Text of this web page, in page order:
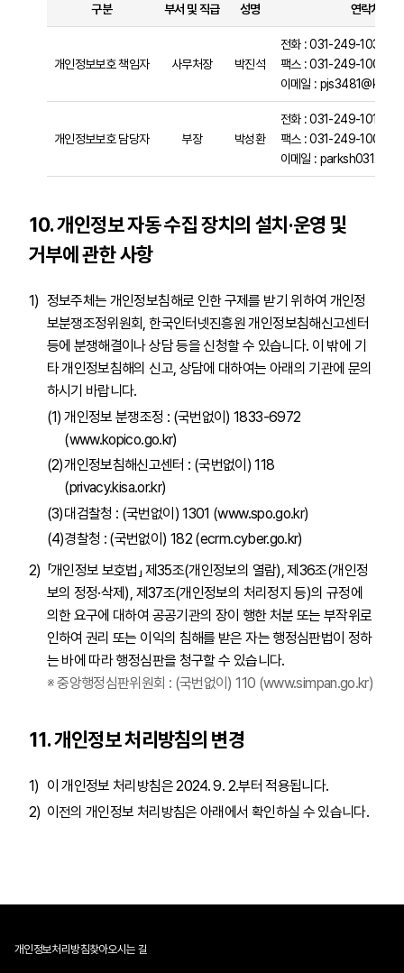
구분 부서 및 직급 성명 연락처
개인정보보호 책임자 사무처장 박진석
전화 : 031-249-1030
팩스 : 031-249-1003
이메일 :
개인정보보호 담당자 부장 박성환
전화 : 031-249-1012
팩스 : 031-249-1003
이메일 :
10. 개인정보 자동 수집 장치의 설치·운영 및
거부에 관한 사항
정보주체는 개인정보침해로 인한 구제를 받기 위하여 개인정
보분쟁조정위원회, 한국인터넷진흥원 개인정보침해신고센터
등에 분쟁해결이나 상담 등을 신청할 수 있습니다. 이 밖에 기
타 개인정보침해의 신고, 상담에 대하여는 아래의 기관에 문의
하시기 바랍니다.
개인정보 분쟁조정 : (국번없이) 1833-6972
(www.kopico.go.kr)
개인정보침해신고센터 : (국번없이) 118
(privacy.kisa.or.kr)
대검찰청 : (국번없이) 1301 (www.spo.go.kr)
경찰청 : (국번없이) 182 (ecrm.cyber.go.kr)
「개인정보 보호법」 제35조(개인정보의 열람), 제36조(개인정
보의 정정·삭제), 제37조(개인정보의 처리정지 등)의 규정에
의한 요구에 대하여 공공기관의 장이 행한 처분 또는 부작위로
인하여 권리 또는 이익의 침해를 받은 자는 행정심판법이 정하
는 바에 따라 행정심판을 청구할 수 있습니다.
※ 중앙행정심판위원회 : (국번없이) 110 (www.simpan.go.kr)
11. 개인정보 처리방침의 변경
이 개인정보 처리방침은 2024. 9. 2.부터 적용됩니다.
이전의 개인정보 처리방침은 아래에서 확인하실 수 있습니다.
개인정보처리방침찾아오시는 길